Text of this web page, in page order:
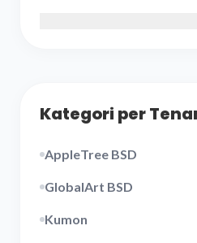
Kategori per
AppleTree BSD
GlobalArt BSD
Kumon